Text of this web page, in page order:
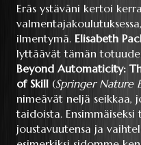
Eräs ystäväni kertoi
ilmentymä. Elisabeth
lyttäävät tämän
Beyond Automaticity:
of Skill (Springer Nature
nimeävät neljä
taidoista.
joustavuutensa ja